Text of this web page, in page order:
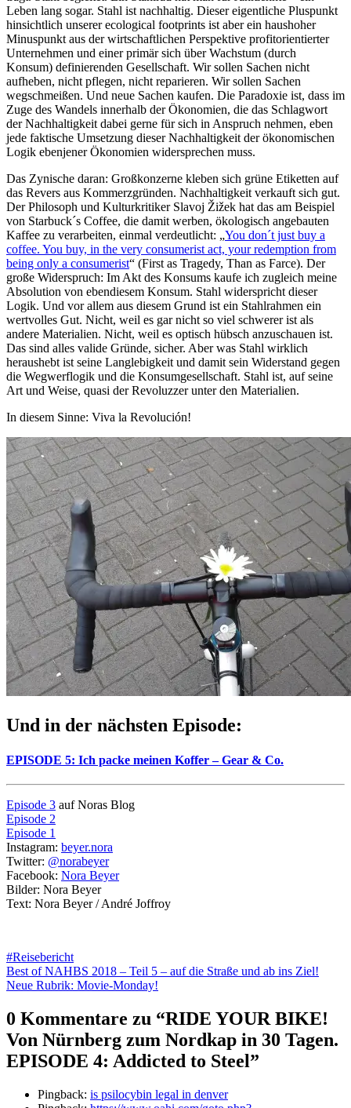
Leben lang sogar. Stahl ist nachhaltig. Dieser eigentliche Pluspunkt
hinsichtlich unserer ecological footprints ist aber ein haushoher
Minuspunkt aus der wirtschaftlichen Perspektive profitorientierter
Unternehmen und einer primär sich über Wachstum (durch
Konsum) definierenden Gesellschaft. Wir sollen Sachen nicht
aufheben, nicht pflegen, nicht reparieren. Wir sollen Sachen
wegschmeißen. Und neue Sachen kaufen. Die Paradoxie ist, dass im
Zuge des Wandels innerhalb der Ökonomien, die das Schlagwort
der Nachhaltigkeit dabei gerne für sich in Anspruch nehmen, eben
jede faktische Umsetzung dieser Nachhaltigkeit der ökonomischen
Logik ebenjener Ökonomien widersprechen muss.
Das Zynische daran: Großkonzerne kleben sich grüne Etiketten auf
das Revers aus Kommerzgründen. Nachhaltigkeit verkauft sich gut.
Der Philosoph und Kulturkritiker Slavoj Žižek hat das am Beispiel
von Starbuck´s Coffee, die damit werben, ökologisch angebauten
Kaffee zu verarbeiten, einmal verdeutlicht: „You don´t just buy a
coffee. You buy, in the very consumerist act, your redemption from
being only a consumerist“ (First as Tragedy, Than as Farce). Der
große Widerspruch: Im Akt des Konsums kaufe ich zugleich meine
Absolution von ebendiesem Konsum. Stahl widerspricht dieser
Logik. Und vor allem aus diesem Grund ist ein Stahlrahmen ein
wertvolles Gut. Nicht, weil es gar nicht so viel schwerer ist als
andere Materialien. Nicht, weil es optisch hübsch anzuschauen ist.
Das sind alles valide Gründe, sicher. Aber was Stahl wirklich
heraushebt ist seine Langlebigkeit und damit sein Widerstand gegen
die Wegwerflogik und die Konsumgesellschaft. Stahl ist, auf seine
Art und Weise, quasi der Revoluzzer unter den Materialien.
In diesem Sinne: Viva la Revolución!
Und in der nächsten Episode:
EPISODE 5: Ich packe meinen Koffer – Gear & Co.
Episode 3 auf Noras Blog
Episode 2
Episode 1
Instagram: beyer.nora
Twitter: @norabeyer
Facebook: Nora Beyer
Bilder: Nora Beyer
Text: Nora Beyer / André Joffroy
#Reisebericht
Beitragsnavigation
Best of NAHBS 2018 – Teil 5 – auf die Straße und ab ins Ziel!
Neue Rubrik: Movie-Monday!
0 Kommentare zu “RIDE YOUR BIKE!
Von Nürnberg zum Nordkap in 30 Tagen.
EPISODE 4: Addicted to Steel”
Pingback: is psilocybin legal in denver